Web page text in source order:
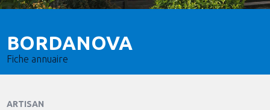
BORDANOVA
Fiche annuaire
ARTISAN